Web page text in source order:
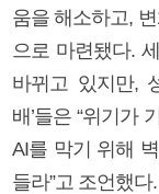
움을 해소하고,
으로 마련됐다.
바뀌고 있지만,
배’들은 “위기가
AI를 막기 위해
들라”고 조언했다.